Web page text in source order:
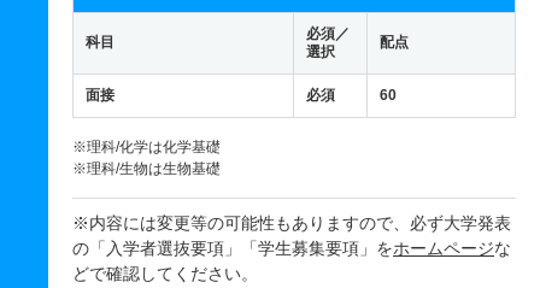
科目
必須／
選択
配点
面接 必須 60
※理科/化学は化学基礎
※理科/生物は生物基礎
※内容には変更等の可能性もありますので、必ず大学発表
の「入学者選抜要項」「学生募集要項」をホームページな
どで確認してください。